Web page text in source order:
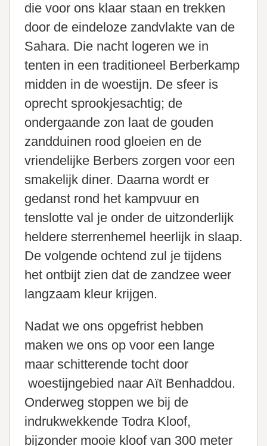
die voor ons klaar staan en trekken
door de eindeloze zandvlakte van de
Sahara. Die nacht logeren we in
tenten in een traditioneel Berberkamp
midden in de woestijn. De sfeer is
oprecht sprookjesachtig; de
ondergaande zon laat de gouden
zandduinen rood gloeien en de
vriendelijke Berbers zorgen voor een
smakelijk diner. Daarna wordt er
gedanst rond het kampvuur en
tenslotte val je onder de uitzonderlijk
heldere sterrenhemel heerlijk in slaap.
De volgende ochtend zul je tijdens
het ontbijt zien dat de zandzee weer
langzaam kleur krijgen.
Nadat we ons opgefrist hebben
maken we ons op voor een lange
maar schitterende tocht door
woestijngebied naar Aït Benhaddou.
Onderweg stoppen we bij de
indrukwekkende Todra Kloof,
bijzonder mooie kloof van 300 meter